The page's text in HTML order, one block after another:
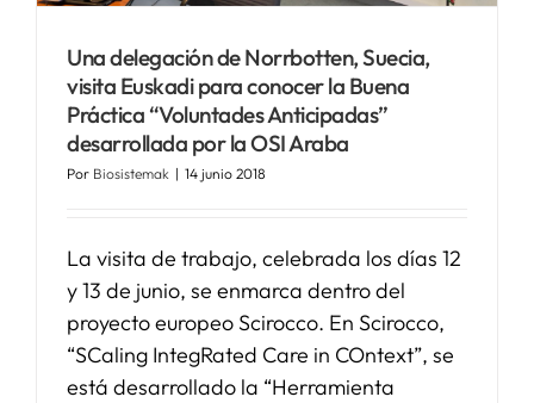
SERVICIOS
APOYO I+D+I
Una delegación de Norrbotten, Suecia,
visita Euskadi para conocer la Buena
Práctica “Voluntades Anticipadas”
desarrollada por la OSI Araba
Por Biosistemak | 14 junio 2018
La visita de trabajo, celebrada los días 12
y 13 de junio, se enmarca dentro del
proyecto europeo Scirocco. En Scirocco,
“SCaling IntegRated Care in COntext”, se
está desarrollado la “Herramienta